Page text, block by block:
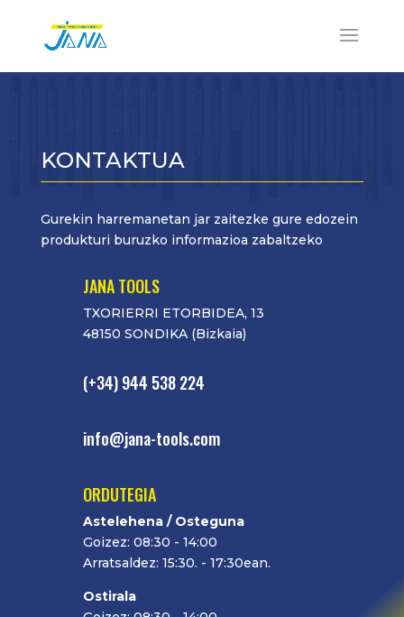
KONTAKTUA
Gurekin harremanetan jar zaitezke gure edozein
produkturi buruzko informazioa zabaltzeko
JANA TOOLS
TXORIERRI ETORBIDEA, 13
48150 SONDIKA (Bizkaia)
(+34) 944 538 224
info@jana-tools.com
ORDUTEGIA
Astelehena / Osteguna
Goizez: 08:30 - 14:00
Arratsaldez: 15:30. - 17:30ean.
Ostirala